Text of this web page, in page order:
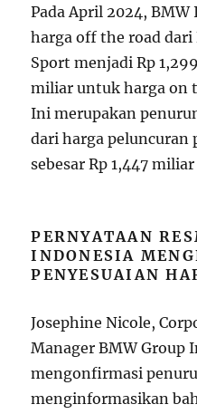
Pada April 2024,
harga off the road dari
Sport menjadi Rp
miliar untuk harga on
Ini merupakan
dari harga peluncuran
sebesar Rp 1,447
PERNYATAAN
INDONESIA
PENYESUAIAN
Josephine Nicole,
Manager BMW Group
mengonfirmasi
menginformasikan